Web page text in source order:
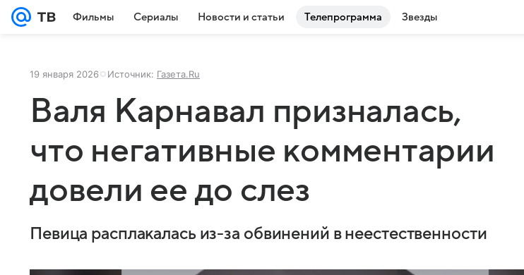
Фильмы Сериалы Новости и статьи Телепрограмма Звезды
19 января 2026 Источник: Газета.Ru
Валя Карнавал призналась,
что негативные комментарии
довели ее до слез
Певица расплакалась из-за обвинений в неестественности